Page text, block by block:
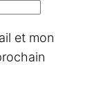
et mon